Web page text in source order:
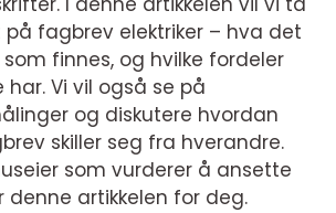
fagbrev elektriker – hva det
som finnes, og hvilke fordeler
Vi vil også se på
og diskutere hvordan
skiller seg fra hverandre.
som vurderer å ansette
denne artikkelen for deg.